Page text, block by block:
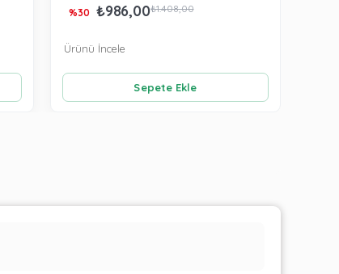
₺986,00₺1.408,00
%30
Sepete Ekle
Ürünü İncele